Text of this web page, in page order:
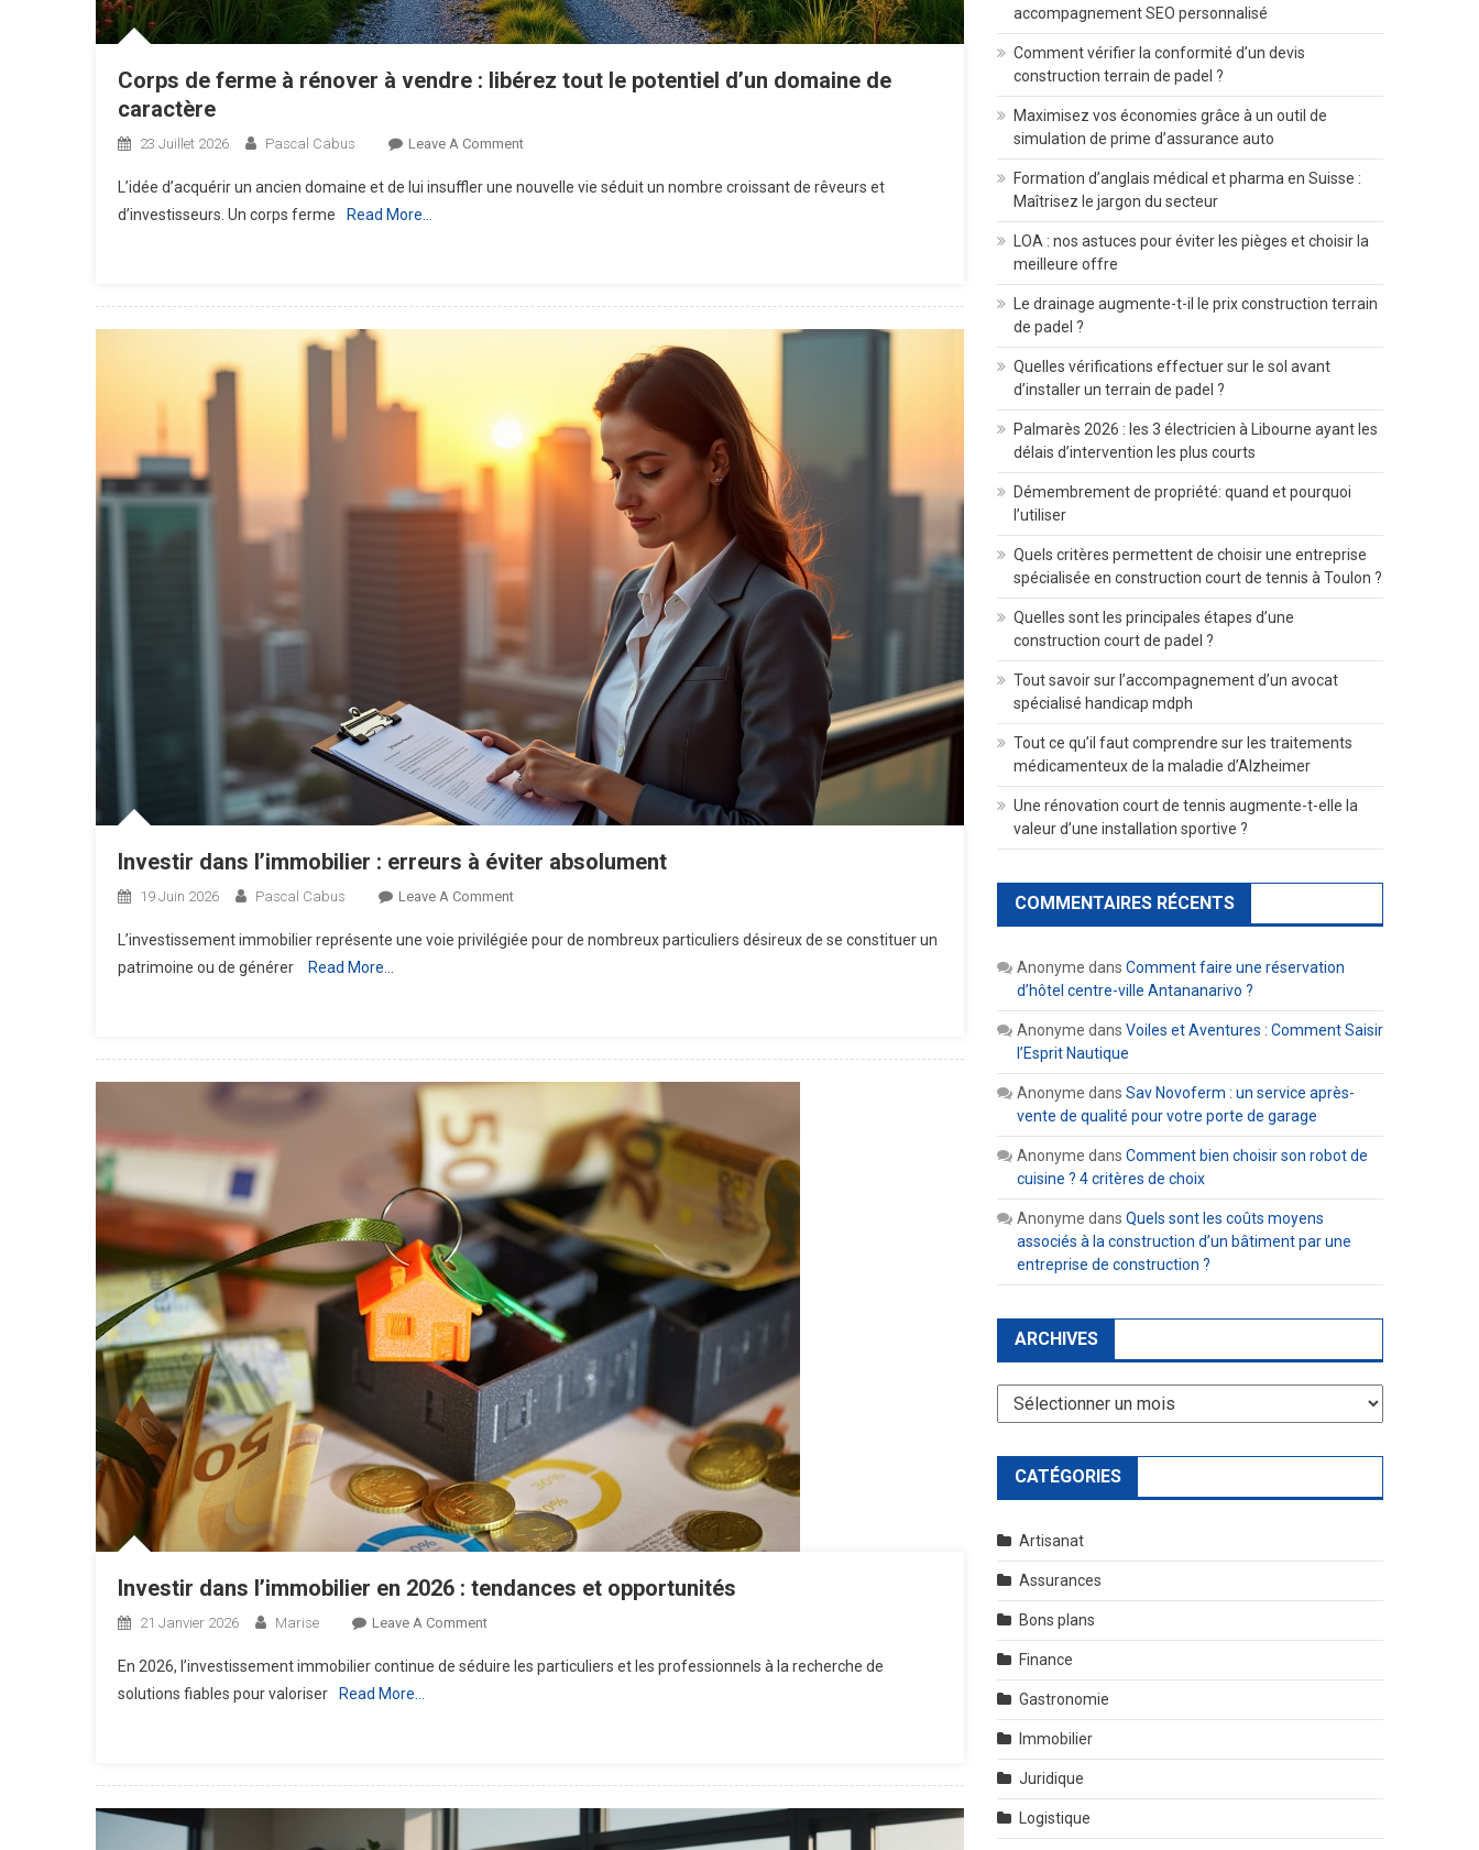
Corps de ferme à rénover à vendre : libérez tout le potentiel d’un domaine de
caractère
23 Juillet 2026 Pascal Cabus Leave A CommentOn
De
Potentiel
L’idée d’acquérir un ancien domaine et de lui insuffler une nouvelle vie séduit un nombre croissant de rêveurs et
d’investisseurs. Un corps ferme
Read More…
Investir dans l’immobilier : erreurs à éviter absolument
19 Juin 2026 Pascal Cabus Leave A CommentOn
Dans
L’investissement immobilier représente une voie privilégiée pour de nombreux particuliers désireux de se constituer un
patrimoine ou de générer
Read More…
Investir dans l’immobilier en 2026 : tendances et opportunités
21 Janvier 2026 Marise Leave A CommentOn
Dans
En 2026, l’investissement immobilier continue de séduire les particuliers et les professionnels à la recherche de
solutions fiables pour valoriser
Read More…
accompagnement SEO personnalisé
Comment vérifier la conformité d’un devis
construction terrain de padel ?
Maximisez vos économies grâce à un outil de
simulation de prime d’assurance auto
Formation d’anglais médical et pharma en Suisse :
Maîtrisez le jargon du secteur
LOA : nos astuces pour éviter les pièges et choisir la
meilleure offre
Le drainage augmente-t-il le prix construction terrain
de padel ?
Quelles vérifications effectuer sur le sol avant
d’installer un terrain de padel ?
Palmarès 2026 : les 3 électricien à Libourne ayant les
délais d’intervention les plus courts
Démembrement de propriété: quand et pourquoi
l’utiliser
Quels critères permettent de choisir une entreprise
spécialisée en construction court de tennis à Toulon ?
Quelles sont les principales étapes d’une
construction court de padel ?
Tout savoir sur l’accompagnement d’un avocat
spécialisé handicap mdph
Tout ce qu’il faut comprendre sur les traitements
médicamenteux de la maladie d’Alzheimer
Une rénovation court de tennis augmente-t-elle la
valeur d’une installation sportive ?
COMMENTAIRES RÉCENTS
Anonyme dans Comment faire une réservation
d’hôtel centre-ville Antananarivo ?
Anonyme dans Voiles et Aventures : Comment Saisir
l’Esprit Nautique
Anonyme dans Sav Novoferm : un service après-
vente de qualité pour votre porte de garage
Anonyme dans Comment bien choisir son robot de
cuisine ? 4 critères de choix
Anonyme dans Quels sont les coûts moyens
associés à la construction d’un bâtiment par une
entreprise de construction ?
ARCHIVES
Archives
CATÉGORIES
Artisanat
Assurances
Bons plans
Finance
Gastronomie
Immobilier
Juridique
Logistique